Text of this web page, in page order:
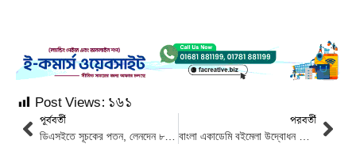
Post Views: ১৬১
পূর্ববর্তী
ডিএসইতে সূচকের পতন, লেনদেন ৮২৪ কোটি টাকা
পরবর্তী
বাংলা একাডেমি বইমেলা উদ্বোধন অনুষ্ঠানে প্রধানমন্ত্রীর পূর্ণাঙ্গ বক্তব্য